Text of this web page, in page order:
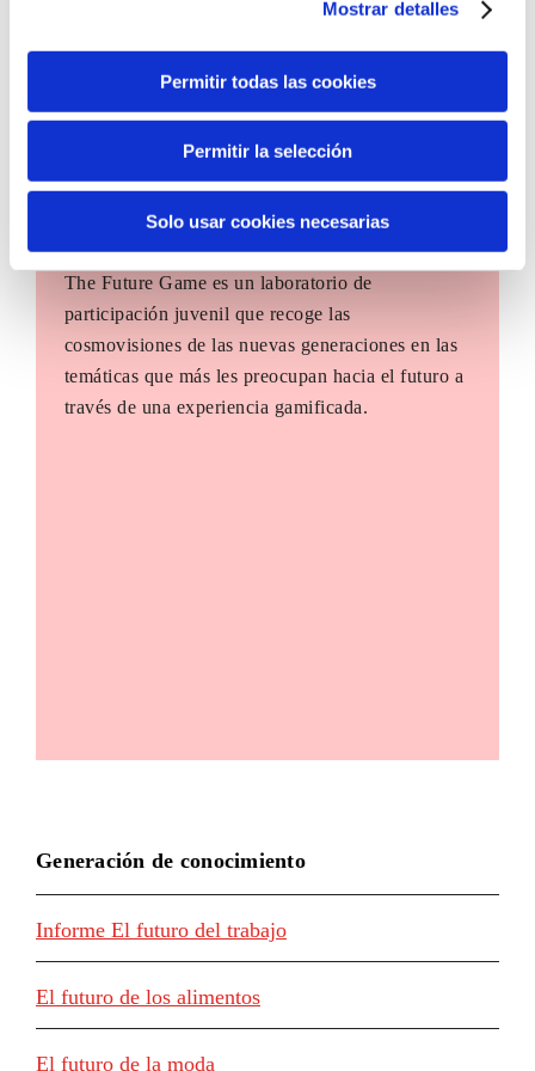
Mostrar detalles
Permitir todas las cookies
Permitir la selección
Solo usar cookies necesarias
The Future Game
The Future Game es un laboratorio de
participación juvenil que recoge las
cosmovisiones de las nuevas generaciones en las
temáticas que más les preocupan hacia el futuro a
través de una experiencia gamificada.
Generación de conocimiento
Informe El futuro del trabajo
El futuro de los alimentos
El futuro de la moda